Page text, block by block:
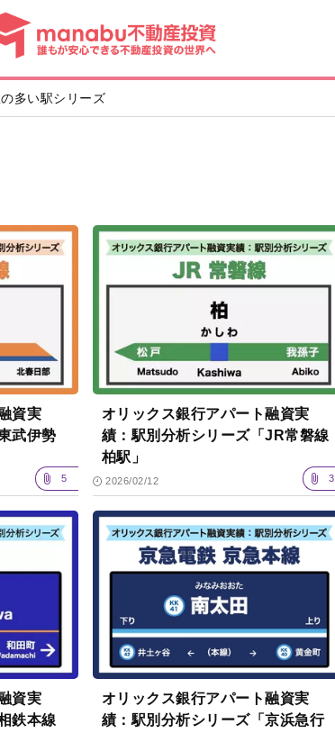
多い駅シリーズ
資実
武伊勢
5
オリックス銀行アパート融資実
績：駅別分析シリーズ「JR常磐線
柏駅」
2026/02/12 3
資実
鉄本線
オリックス銀行アパート融資実
績：駅別分析シリーズ「京浜急行